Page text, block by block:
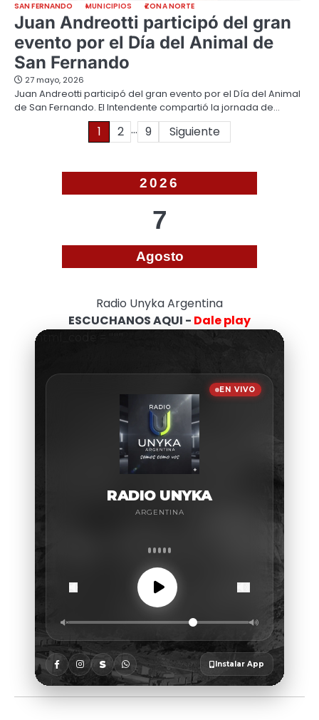
SAN FERNANDO MUNICIPIOS ZONA NORTE
Juan Andreotti participó del gran
evento por el Día del Animal de
San Fernando
27 mayo, 2026
Juan Andreotti participó del gran evento por el Día del Animal
de San Fernando. El Intendente compartió la jornada de…
Paginación1 2 … 9 Siguiente
2026
7
Agosto
Radio Unyka Argentina
ESCUCHANOS AQUI - Dale play